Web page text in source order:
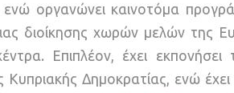
ενώ οργανώνει καινοτόμα
διοίκησης χωρών μελών της
Επιπλέον, έχει εκπονήσει
Δημοκρατίας, ενώ έχει